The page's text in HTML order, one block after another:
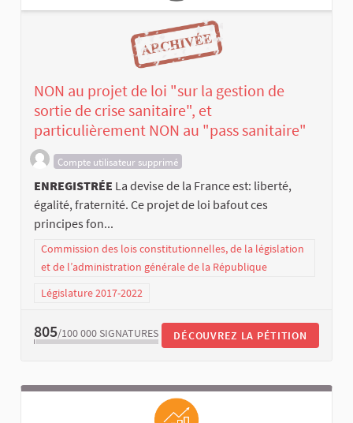
NON au projet de loi "sur la gestion de
sortie de crise sanitaire", et
particulièrement NON au "pass sanitaire"
Compte utilisateur supprimé
ENREGISTRÉE La devise de la France est: liberté,
égalité, fraternité. Ce projet de loi bafout ces
principes fon...
Commission des lois constitutionnelles, de la législation
et de l’administration générale de la République
Législature 2017-2022
805/100 000 SIGNATURES DÉCOUVREZ LA PÉTITION